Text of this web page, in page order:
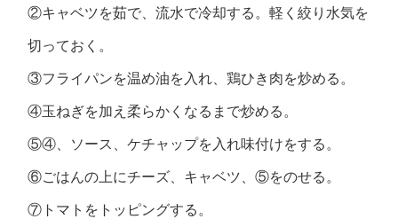
②キャベツを茹で、流水で冷却する。軽く絞り水気を
切っておく。
③フライパンを温め油を入れ、鶏ひき肉を炒める。
④玉ねぎを加え柔らかくなるまで炒める。
⑤④、ソース、ケチャップを入れ味付けをする。
⑥ごはんの上にチーズ、キャベツ、⑤をのせる。
⑦トマトをトッピングする。